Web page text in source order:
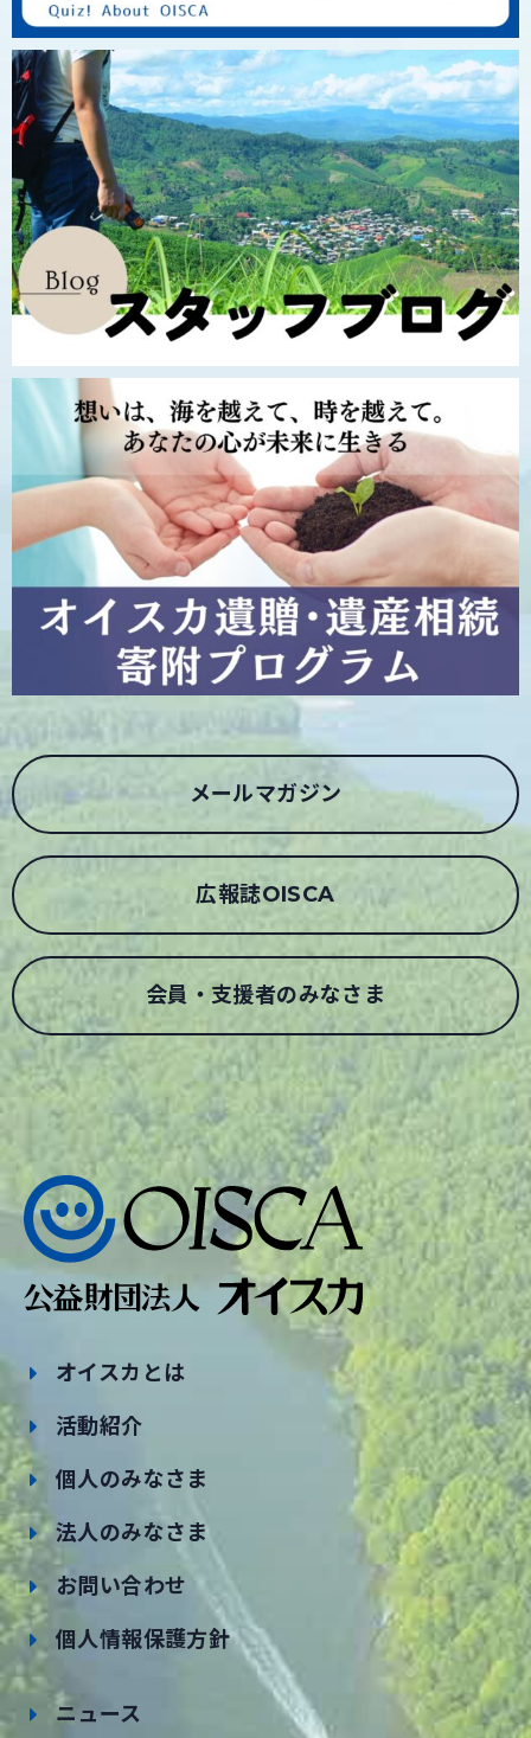
メールマガジン
広報誌OISCA
会員・支援者のみなさま
オイスカとは
活動紹介
個人のみなさま
法人のみなさま
お問い合わせ
個人情報保護方針
ニュース